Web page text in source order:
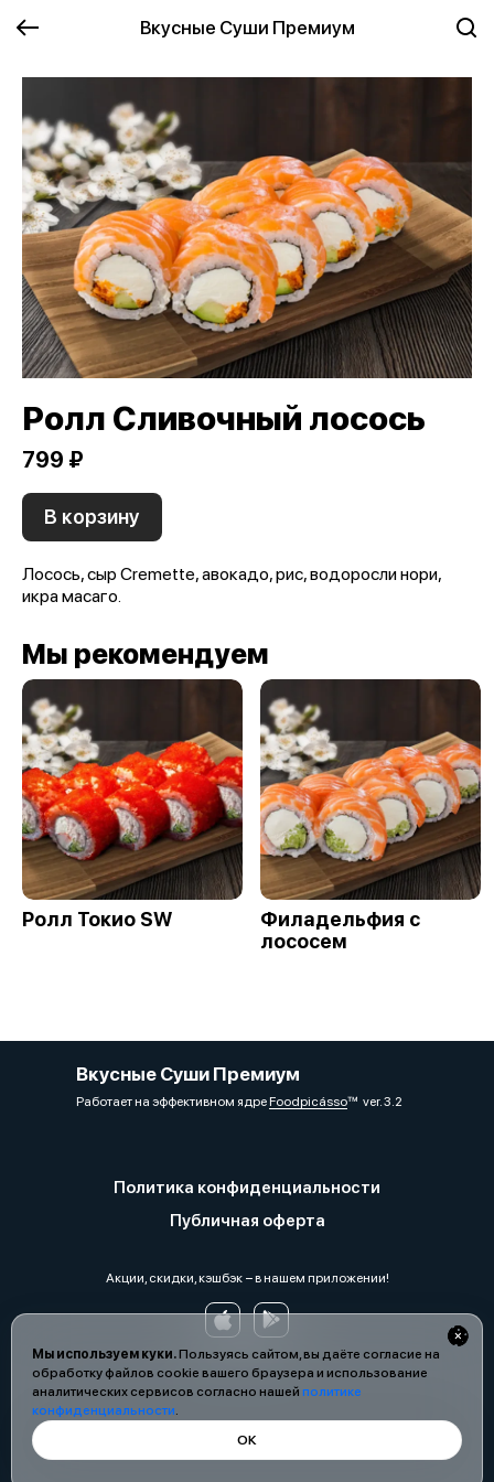
Вкусные Суши Премиум
Мы используем куки.Пользуясь сайтом, вы даёте согласие на
обработку файлов cookie вашего браузера и использование
аналитических сервисов согласно нашей политике
конфиденциальности.
ОК
Ролл Сливочный лосось
799 ₽
В корзину
Лосось, сыр Cremette, авокадо, рис, водоросли нори,
икра масаго.
Мы рекомендуем
Ролл Токио SW
Филадельфия с
лососем
Вкусные Суши Премиум
Работает на эффективном ядреFoodpicássover. 3.2
Политика конфиденциальности
Публичная оферта
Акции, скидки, кэшбэк − в нашем приложении!